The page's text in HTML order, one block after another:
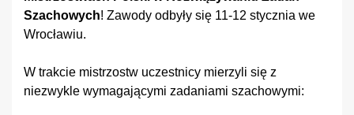
Szachowych! Zawody odbyły się 11-12 stycznia we
Wrocławiu.
W trakcie mistrzostw uczestnicy mierzyli się z
niezwykle wymagającymi zadaniami szachowymi: